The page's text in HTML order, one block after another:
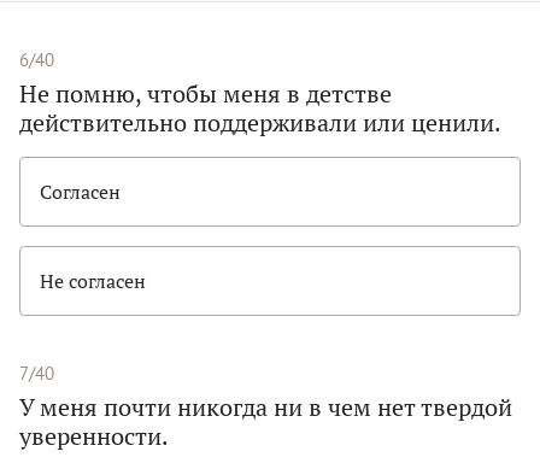
6/40
Не помню, чтобы меня в детстве
действительно поддерживали или ценили.
Согласен
Не согласен
7/40
У меня почти никогда ни в чем нет твердой
уверенности.